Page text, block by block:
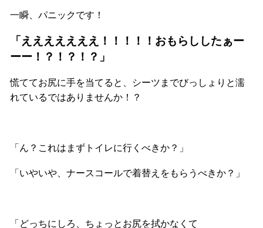
一瞬、パニックです！
「えええええええ！！！！！おもらししたぁー
ーー！？！？！？」
慌ててお尻に手を当てると、シーツまでびっしょりと濡
れているではありませんか！？
「ん？これはまずトイレに行くべきか？」
「いやいや、ナースコールで着替えをもらうべきか？」
「どっちにしろ、ちょっとお尻を拭かなくて